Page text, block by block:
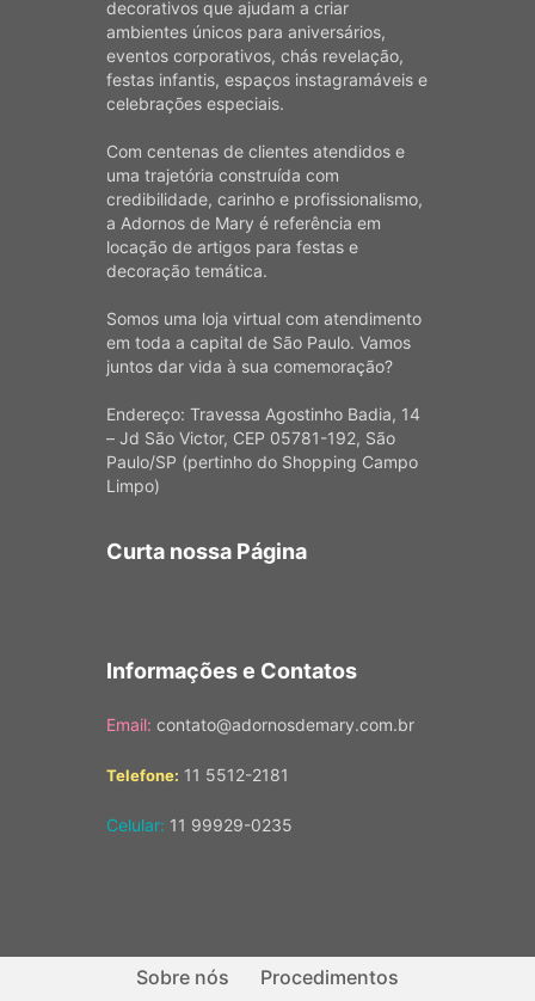
decorativos que ajudam a criar
ambientes únicos para aniversários,
eventos corporativos, chás revelação,
festas infantis, espaços instagramáveis e
celebrações especiais.
Com centenas de clientes atendidos e
uma trajetória construída com
credibilidade, carinho e profissionalismo,
a Adornos de Mary é referência em
locação de artigos para festas e
decoração temática.
Somos uma loja virtual com atendimento
em toda a capital de São Paulo. Vamos
juntos dar vida à sua comemoração?
Endereço: Travessa Agostinho Badia, 14
– Jd São Victor, CEP 05781-192, São
Paulo/SP (pertinho do Shopping Campo
Limpo)
Curta nossa Página
Informações e Contatos
Email: contato@adornosdemary.com.br
Telefone: 11 5512-2181
Celular: 11 99929-0235
Sobre nós Procedimentos